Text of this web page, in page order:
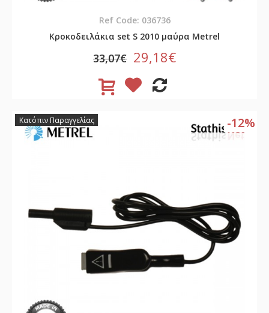
Ref Code: 036736
Κροκοδειλάκια set S 2010 μαύρα Metrel
33,07€ 29,18€
-12%
Κατόπιν Παραγγελίας